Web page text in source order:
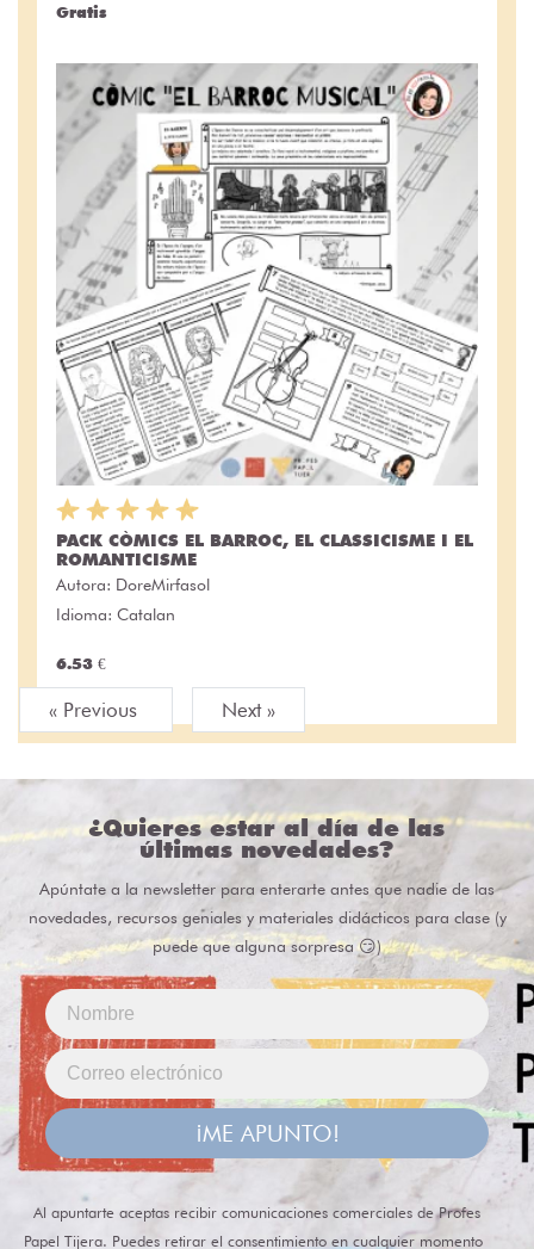
Gratis
PACK CÒMICS EL BARROC, EL CLASSICISME I EL
ROMANTICISME
Autora: DoreMirfasol
Idioma: Catalan
6.53 €
« Previous Next »
¿Quieres estar al día de las
últimas novedades?
Apúntate a la newsletter para enterarte antes que nadie de las
novedades, recursos geniales y materiales didácticos para clase (y
puede que alguna sorpresa 😏)
¡ME APUNTO!
Al apuntarte aceptas recibir comunicaciones comerciales de Profes
Papel Tijera. Puedes retirar el consentimiento en cualquier momento